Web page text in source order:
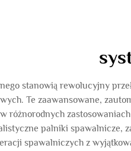
stanowią rewolucyjny
Te zaawansowane,
różnorodnych
palniki spawalnicze,
spawalniczych z